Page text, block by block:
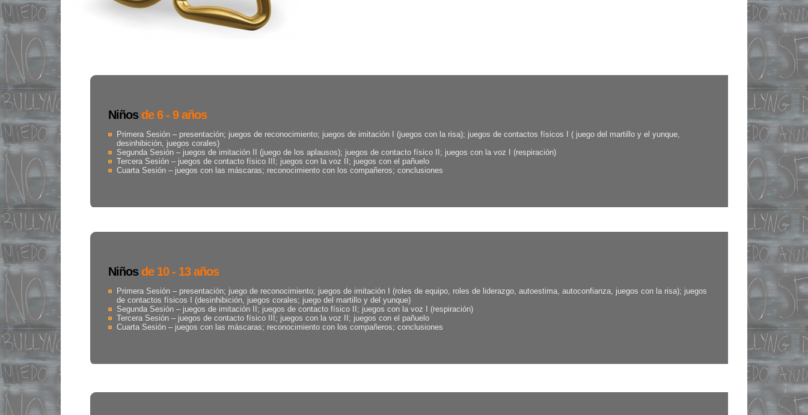
Niños de 6 - 9 años
Primera Sesión – presentación; juegos de reconocimiento; juegos de imitación I (juegos con la risa); juegos de contactos físicos I ( juego del martillo y el yunque,
desinhibición, juegos corales)
Segunda Sesión – juegos de imitación II (juego de los aplausos); juegos de contacto físico II; juegos con la voz I (respiración)
Tercera Sesión – juegos de contacto físico III; juegos con la voz II; juegos con el pañuelo
Cuarta Sesión – juegos con las máscaras; reconocimiento con los compañeros; conclusiones
Niños de 10 - 13 años
Primera Sesión – presentación; juego de reconocimiento; juegos de imitación I (roles de equipo, roles de liderazgo, autoestima, autoconfianza, juegos con la risa); juegos
de contactos físicos I (desinhibición, juegos corales; juego del martillo y del yunque)
Segunda Sesión – juegos de imitación II; juegos de contacto físico II; juegos con la voz I (respiración)
Tercera Sesión – juegos de contacto físico III; juegos con la voz II; juegos con el pañuelo
Cuarta Sesión – juegos con las máscaras; reconocimiento con los compañeros; conclusiones